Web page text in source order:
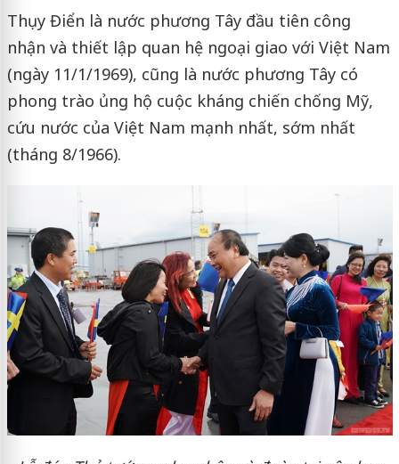
Thụy Điển là nước phương Tây đầu tiên công
nhận và thiết lập quan hệ ngoại giao với Việt Nam
(ngày 11/1/1969), cũng là nước phương Tây có
phong trào ủng hộ cuộc kháng chiến chống Mỹ,
cứu nước của Việt Nam mạnh nhất, sớm nhất
(tháng 8/1966).